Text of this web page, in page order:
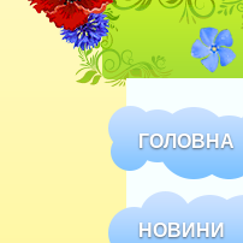
ГОЛОВНА
НОВИНИ